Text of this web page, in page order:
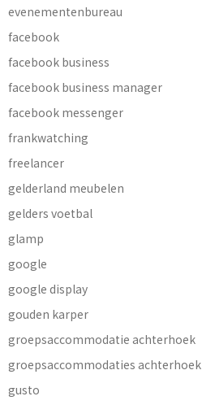
evenementenbureau
facebook
facebook business
facebook business manager
facebook messenger
frankwatching
freelancer
gelderland meubelen
gelders voetbal
glamp
google
google display
gouden karper
groepsaccommodatie achterhoek
groepsaccommodaties achterhoek
gusto